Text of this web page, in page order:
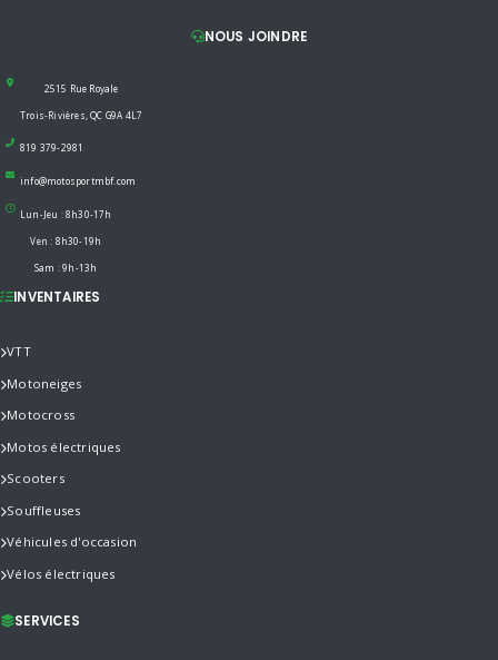
NOUS JOINDRE
2515 Rue Royale
Trois-Rivières, QC G9A 4L7
819 379-2981
info@motosportmbf.com
Lun-Jeu : 8h30-17h
Ven : 8h30-19h
Sam : 9h-13h
INVENTAIRES
VTT
Motoneiges
Motocross
Motos électriques
Scooters
Souffleuses
Véhicules d'occasion
Vélos électriques
SERVICES